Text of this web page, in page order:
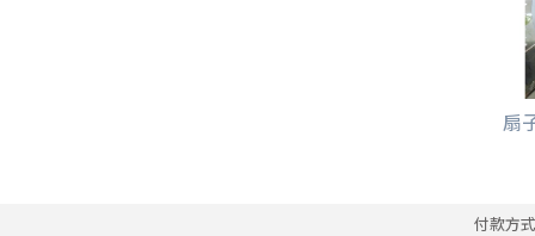
扇
付款方